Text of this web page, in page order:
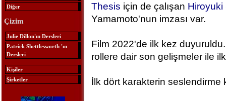
Diğer
Çizim
Julie Dillon'ın Dersleri
Patrick Shettlesworth 'ın
Dersleri
Kişiler
Şirketler
Thesis için de çalışan Hiroyuki
Yamamoto'nun imzası var.
Film 2022'de ilk kez
rollere dair son gelişmeler ile ilk
İlk dört karakterin seslendirme